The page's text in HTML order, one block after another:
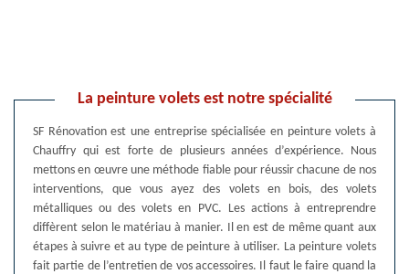
La peinture volets est notre spécialité
SF Rénovation est une entreprise spécialisée en peinture volets à
Chauffry qui est forte de plusieurs années d’expérience. Nous
mettons en œuvre une méthode fiable pour réussir chacune de nos
interventions, que vous ayez des volets en bois, des volets
métalliques ou des volets en PVC. Les actions à entreprendre
diffèrent selon le matériau à manier. Il en est de même quant aux
étapes à suivre et au type de peinture à utiliser. La peinture volets
fait partie de l’entretien de vos accessoires. Il faut le faire quand la